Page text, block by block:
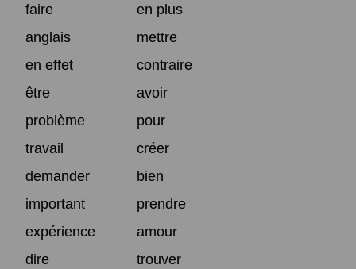
faire
en plus
anglais
mettre
en effet
contraire
être
avoir
problème
pour
travail
créer
demander
bien
important
prendre
expérience
amour
dire
trouver